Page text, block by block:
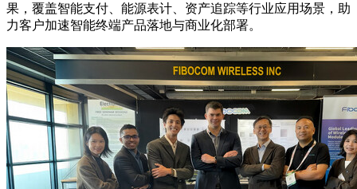
果，覆盖智能支付、能源表计、资产追踪等行业应用场景，助
力客户加速智能终端产品落地与商业化部署。